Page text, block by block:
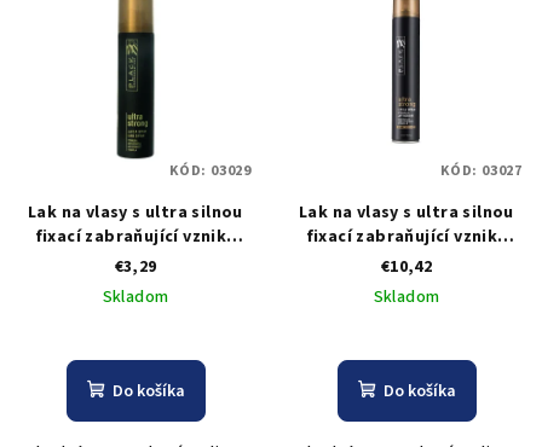
Lak na vlasy s ultra silnou
fixací zabraňující vzniku
vlhkosti Black Ultra Strong
Hairspray 75 ml
€3,29
Skladom
Do košíka
KÓD: 03029
Lak na vlasy s ultra silnou
fixací zabraňující vzniku
vlhkosti Black Ultra Strong
Hairspray 750 ml
€10,42
Skladom
Do košíka
KÓD: 03027